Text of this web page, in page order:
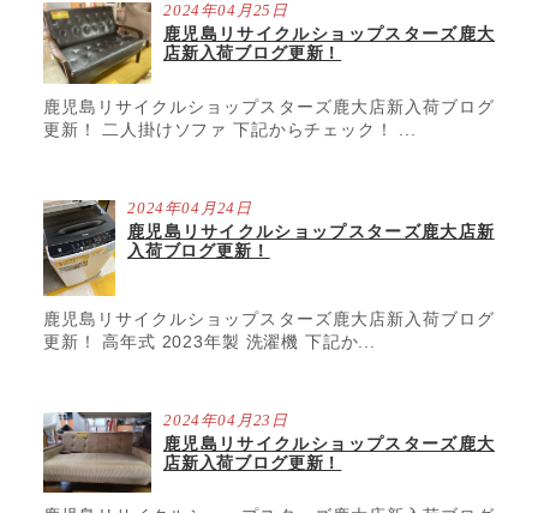
2024年04月25日
鹿児島リサイクルショップスターズ鹿大
店新入荷ブログ更新！
鹿児島リサイクルショップスターズ鹿大店新入荷ブログ
更新！ 二人掛けソファ 下記からチェック！ ...
2024年04月24日
鹿児島リサイクルショップスターズ鹿大店新
入荷ブログ更新！
鹿児島リサイクルショップスターズ鹿大店新入荷ブログ
更新！ 高年式 2023年製 洗濯機 下記か...
2024年04月23日
鹿児島リサイクルショップスターズ鹿大
店新入荷ブログ更新！